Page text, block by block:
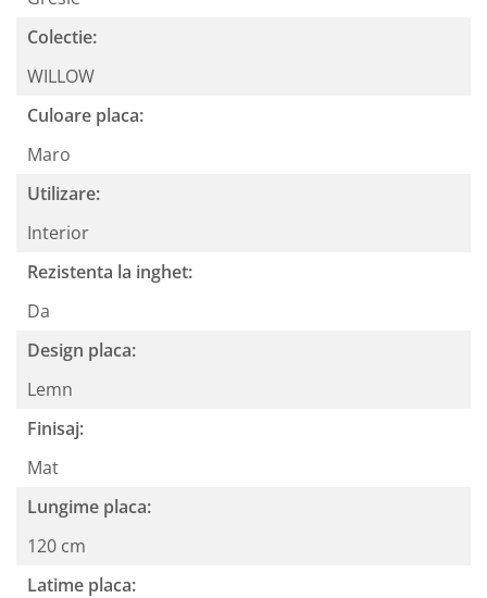
Colectie:
WILLOW
Culoare placa:
Maro
Utilizare:
Interior
Rezistenta la inghet:
Da
Design placa:
Lemn
Finisaj:
Mat
Lungime placa:
120 cm
Latime placa: